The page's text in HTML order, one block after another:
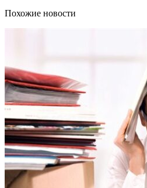
Похожие новости